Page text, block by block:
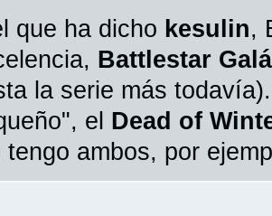
que ha dicho kesulin,
Battlestar
la serie más
el Dead of
tengo ambos, por